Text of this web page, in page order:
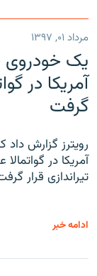
مرداد ۰۱, ۱۳۹۷
یک
آمریکا در
گرفت
رویترز گزارش
آمریکا در
تیراندازی قرار
ادامه خبر